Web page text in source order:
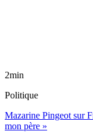
2min
Politique
Mazarine Pingeot sur
mon père »